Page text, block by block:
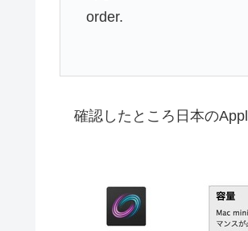
order.
確認したところ日本の